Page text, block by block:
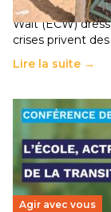
Un nouveau
Wait (ECW)
crises privent
Lire la suite →
Agir avec vous